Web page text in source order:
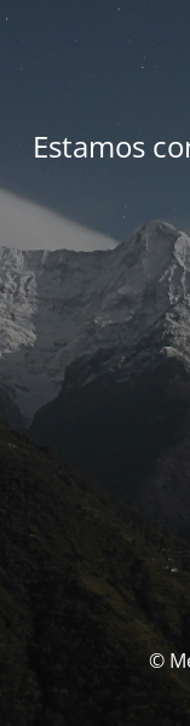
Estamos
©